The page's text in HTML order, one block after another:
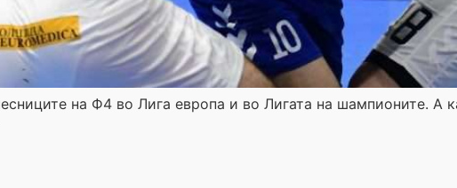
на Ф4 во Лига европа и во Лигата на шампионите. А